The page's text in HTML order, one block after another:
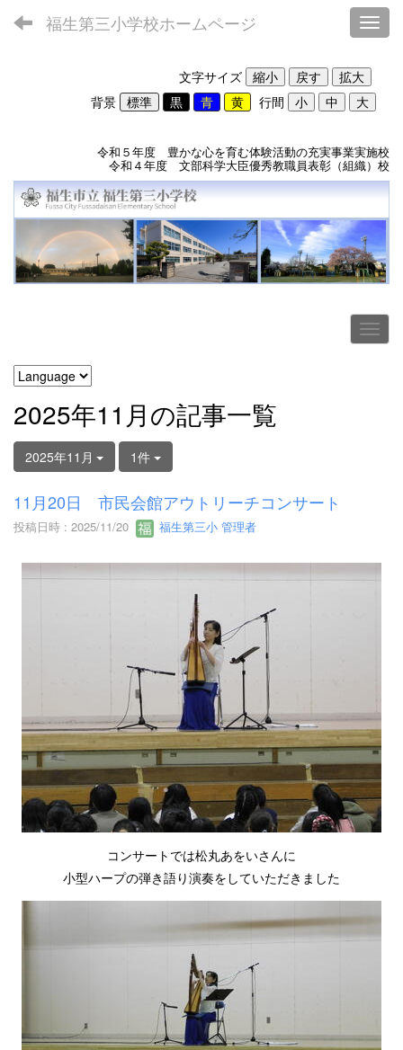
福生第三小学校ホームページ
文字サイズ
背景
行間
令和５年度 豊かな心を育む体験活動の充実事業実施校
令和４年度 文部科学大臣優秀教職員表彰（組織）校
2025年11月の記事一覧
2025年11月 1件
11月20日 市民会館アウトリーチコンサート
投稿日時 : 2025/11/20 福生第三小 管理者
コンサートでは松丸あをいさんに
小型ハープの弾き語り演奏をしていただきました